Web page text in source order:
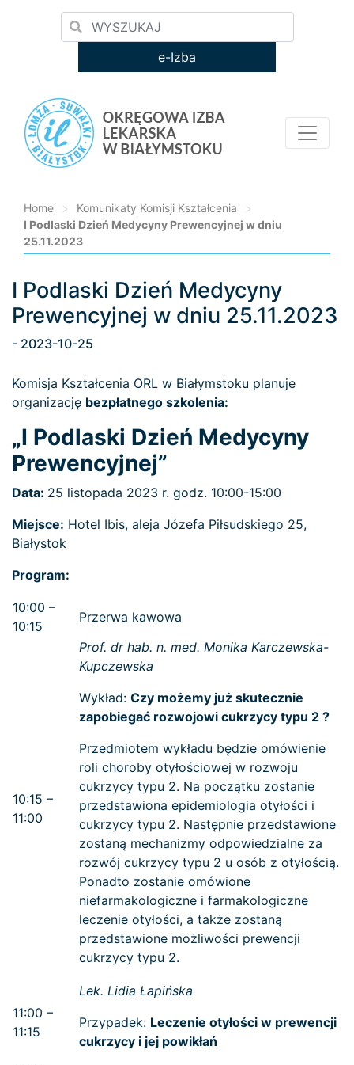
e-Izba
Home > Komunikaty Komisji Kształcenia
>
I Podlaski Dzień Medycyny Prewencyjnej w dniu
25.11.2023
Loading...
I Podlaski Dzień Medycyny
Prewencyjnej w dniu 25.11.2023
- 2023-10-25
Komisja Kształcenia ORL w Białymstoku planuje
organizację bezpłatnego szkolenia:
„I Podlaski Dzień Medycyny
Prewencyjnej”
Data: 25 listopada 2023 r. godz. 10:00-15:00
Miejsce: Hotel Ibis, aleja Józefa Piłsudskiego 25,
Białystok
Program:
10:00 –
10:15
Przerwa kawowa
10:15 –
11:00
Prof. dr hab. n. med. Monika Karczewska-
Kupczewska
Wykład: Czy możemy już skutecznie
zapobiegać rozwojowi cukrzycy typu 2 ?
Przedmiotem wykładu będzie omówienie
roli choroby otyłościowej w rozwoju
cukrzycy typu 2. Na początku zostanie
przedstawiona epidemiologia otyłości i
cukrzycy typu 2. Następnie przedstawione
zostaną mechanizmy odpowiedzialne za
rozwój cukrzycy typu 2 u osób z otyłością.
Ponadto zostanie omówione
niefarmakologiczne i farmakologiczne
leczenie otyłości, a także zostaną
przedstawione możliwości prewencji
cukrzycy typu 2.
11:00 –
11:15
Lek. Lidia Łapińska
Przypadek: Leczenie otyłości w prewencji
cukrzycy i jej powikłań